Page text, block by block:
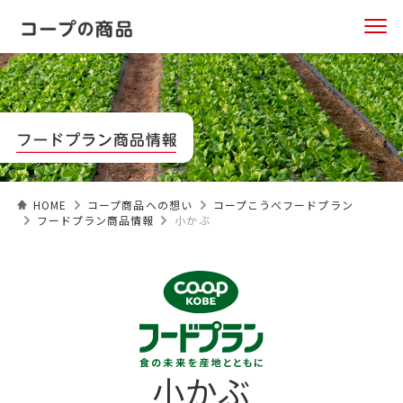
HOME コープ商品への想い
コープこうべフードプラン
フードプラン商品情報
小かぶ
小かぶ